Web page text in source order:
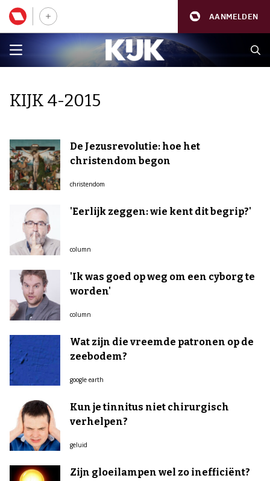
AANMELDEN
KIJK 4-2015
De Jezusrevolutie: hoe het
christendom begon
christendom
'Eerlijk zeggen: wie kent dit begrip?'
column
'Ik was goed op weg om een cyborg te
worden'
column
Wat zijn die vreemde patronen op de
zeebodem?
google earth
Kun je tinnitus niet chirurgisch
verhelpen?
geluid
Zijn gloeilampen wel zo inefficiënt?